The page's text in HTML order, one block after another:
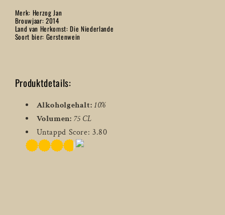
Grand
Prestige
2014
CL
Prestige
2014
Merk: Herzog Jan
Brouwjaar: 2014
Land van Herkomst: Die Niederlande
Soort bier: Gerstenwein
Produktdetails:
Alkoholgehalt: 10%
Volumen: 75 CL
Untappd Score: 3.80